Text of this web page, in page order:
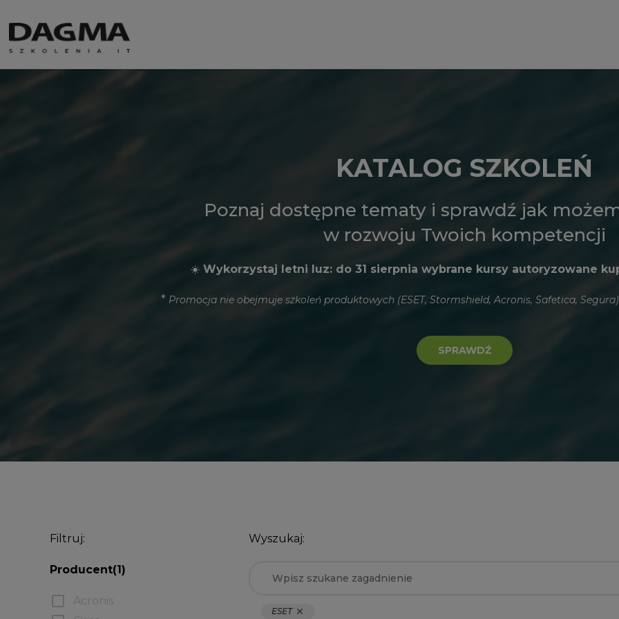
KATALOG SZKOLEŃ
Poznaj dostępne tematy i sprawdź jak
w rozwoju Twoich kompetencji
☀️ Wykorzystaj letni luz: do 31 sierpnia wybrane kursy autoryzowane
* Promocja nie obejmuje szkoleń produktowych (ESET, Stormshield, Acronis, Safetica,
SPRAWDŹ
Filtruj:
Producent(1)
check_box_outline_blank Acronis
Wyszukaj:
ESET close